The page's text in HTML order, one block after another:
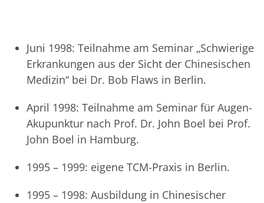
Juni 1998: Teilnahme am Seminar „Schwierige
Erkrankungen aus der Sicht der Chinesischen
Medizin“ bei Dr. Bob Flaws in Berlin.
April 1998: Teilnahme am Seminar für Augen-
Akupunktur nach Prof. Dr. John Boel bei Prof.
John Boel in Hamburg.
1995 – 1999: eigene TCM-Praxis in Berlin.
1995 – 1998: Ausbildung in Chinesischer